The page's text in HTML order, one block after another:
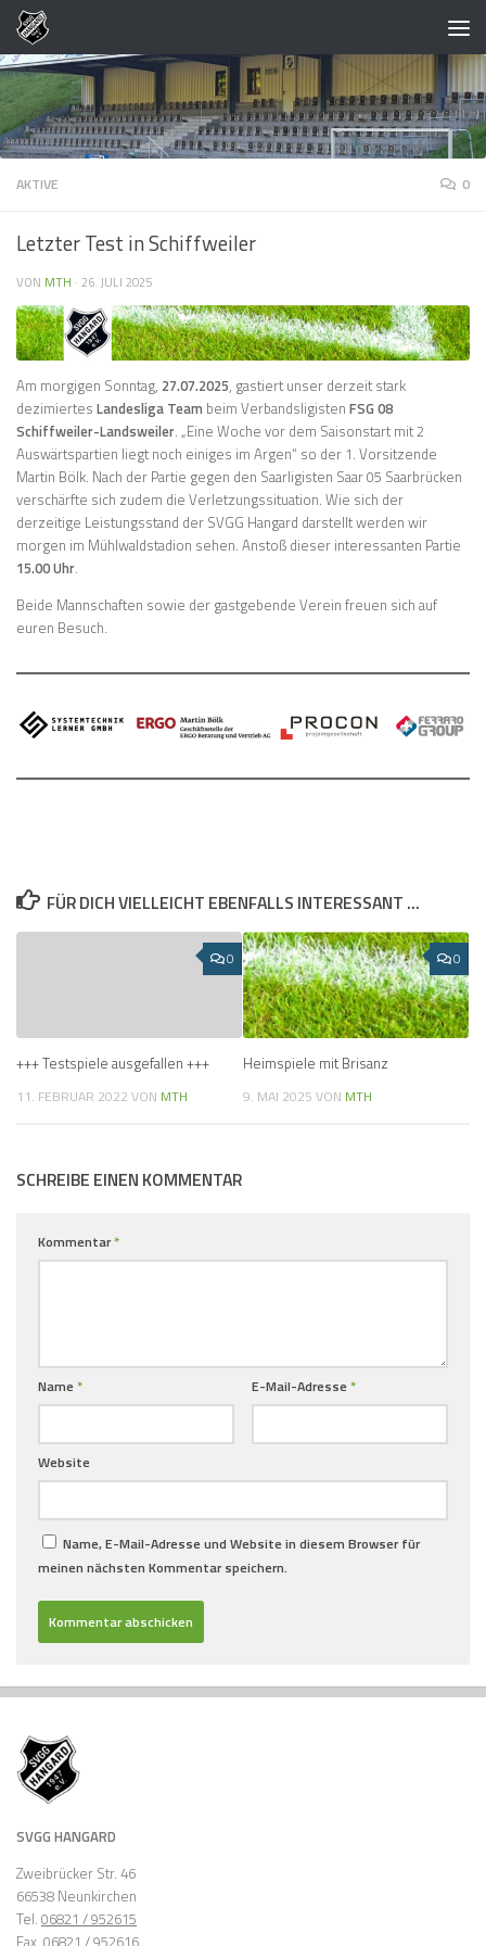
Zum Inhalt springen
AKTIVE 0
Letzter Test in Schiffweiler
VON MTH · 26. JULI 2025
Am morgigen Sonntag, 27.07.2025, gastiert unser derzeit stark
dezimiertes Landesliga Team beim Verbandsligisten FSG 08
Schiffweiler-Landsweiler. „Eine Woche vor dem Saisonstart mit 2
Auswärtspartien liegt noch einiges im Argen“ so der 1. Vorsitzende
Martin Bölk. Nach der Partie gegen den Saarligisten Saar 05 Saarbrücken
verschärfte sich zudem die Verletzungssituation. Wie sich der
derzeitige Leistungsstand der SVGG Hangard darstellt werden wir
morgen im Mühlwaldstadion sehen. Anstoß dieser interessanten Partie
15.00 Uhr.
Beide Mannschaften sowie der gastgebende Verein freuen sich auf
euren Besuch.
FÜR DICH VIELLEICHT EBENFALLS INTERESSANT …
0
+++ Testspiele ausgefallen +++
11. FEBRUAR 2022 VON MTH
0
Heimspiele mit Brisanz
9. MAI 2025 VON MTH
SCHREIBE EINEN KOMMENTAR
Kommentar*
Name * E-Mail-Adresse *
Website
Name, E-Mail-Adresse und Website in diesem Browser für
meinen nächsten Kommentar speichern.
SVGG HANGARD
Zweibrücker Str. 46
66538 Neunkirchen
Tel. 06821 / 952615
Fax 06821 / 952616